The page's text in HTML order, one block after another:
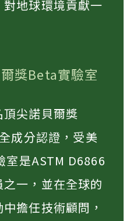
地球環境貢獻一
獎Beta實驗室
尖諾貝爾獎
成分認證，受美
室是ASTM D6866
一，並在全球的
擔任技術顧問，